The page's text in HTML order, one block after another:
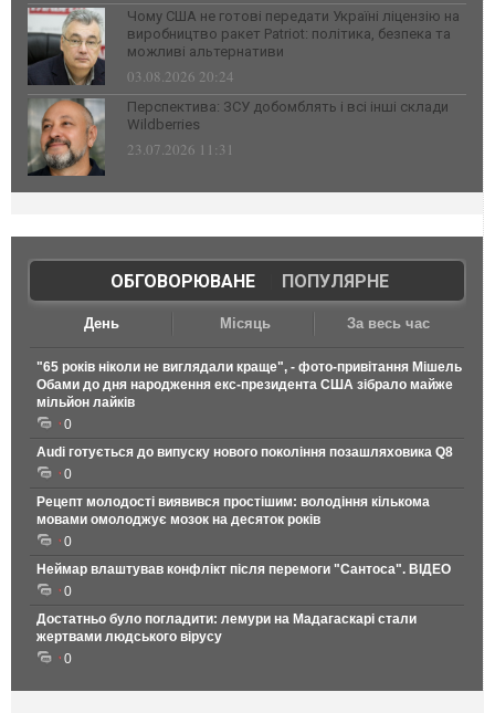
Чому США не готові передати Україні ліцензію на
виробництво ракет Patriot: політика, безпека та
можливі альтернативи
03.08.2026 20:24
Перспектива: ЗСУ добомблять і всі інші склади
Wildberries
23.07.2026 11:31
ОБГОВОРЮВАНЕ| ПОПУЛЯРНЕ
День Місяць За весь час
"65 років ніколи не виглядали краще", - фото-привітання Мішель
Обами до дня народження екс-президента США зібрало майже
мільйон лайків
0
Audi готується до випуску нового покоління позашляховика Q8
0
Рецепт молодості виявився простішим: володіння кількома
мовами омолоджує мозок на десяток років
0
Неймар влаштував конфлікт після перемоги "Сантоса". ВІДЕО
0
Достатньо було погладити: лемури на Мадагаскарі стали
жертвами людського вірусу
0